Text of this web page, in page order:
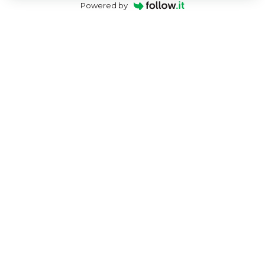
Powered by